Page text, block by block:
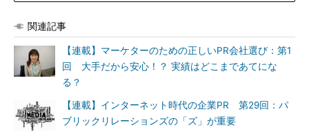
関連記事
【連載】マーケターのための正しいPR会社選び：第1
回 大手だから安心！？ 実績はどこまであてにな
る？
【連載】インターネット時代の企業PR 第29回：パ
ブリックリレーションズの「ズ」が重要